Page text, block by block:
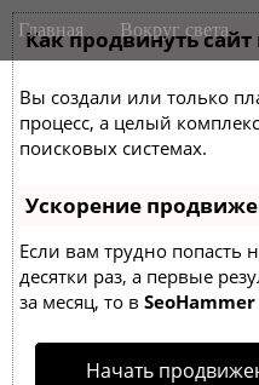
Как продвинуть
Вы создали или только
процесс, а целый
поисковых системах.
Ускорение
Если вам трудно попасть
десятки раз, а первые
за месяц, то в SeoHammer
Начать
M
a
n
m
e
n
u
i
Главная Вокруг света